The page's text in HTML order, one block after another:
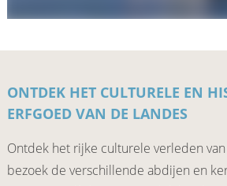
ONTDEK HET CULTURELE EN
ERFGOED VAN DE LANDES
Ontdek het rijke culturele verleden
bezoek de verschillende abdijen en